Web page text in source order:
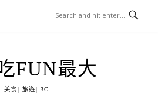
FUN最大
美食| 旅遊| 3C